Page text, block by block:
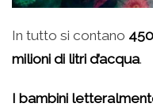
In tutto si contano
milioni di litri d’acqua.
I bambini